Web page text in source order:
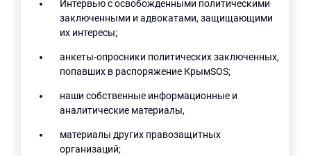
Интервью с освобожденными политическими
заключенными и адвокатами, защищающими
их интересы;
анкеты-опросники политических заключенных,
попавших в распоряжение КрымSOS;
наши собственные информационные и
аналитические материалы,
материалы других правозащитных
организаций;